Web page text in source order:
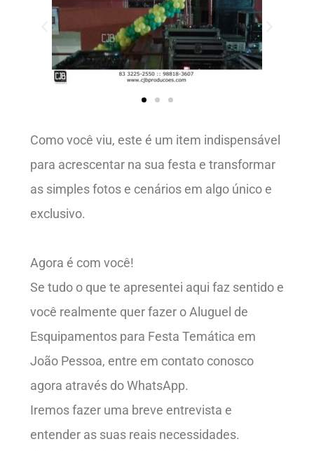
Como você viu, este é um item indispensável
para acrescentar na sua festa e transformar
as simples fotos e cenários em algo único e
exclusivo.
Agora é com você!
Se tudo o que te apresentei aqui faz sentido e
você realmente quer fazer o Aluguel de
Esquipamentos para Festa Temática em
João Pessoa, entre em contato conosco
agora através do WhatsApp.
Iremos fazer uma breve entrevista e
entender as suas reais necessidades.